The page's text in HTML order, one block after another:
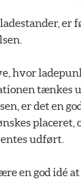
er
hvor
tænkes
er det en
placeret,
udført.
en god idé